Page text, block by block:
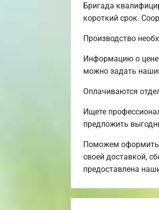
Бригада
короткий срок.
Производство
Информацию о цене
можно задать
Оплачиваются
Ищете
предложить
Поможем оформить
своей доставкой,
предоставлена